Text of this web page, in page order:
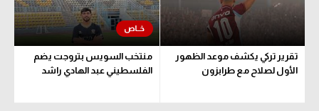
تقرير تركي يكشف موعد الظهور
الأول لصلاح مع طرابزون
منتخب السويس بتروجت يضم
الفلسطيني عبد الهادي راشد